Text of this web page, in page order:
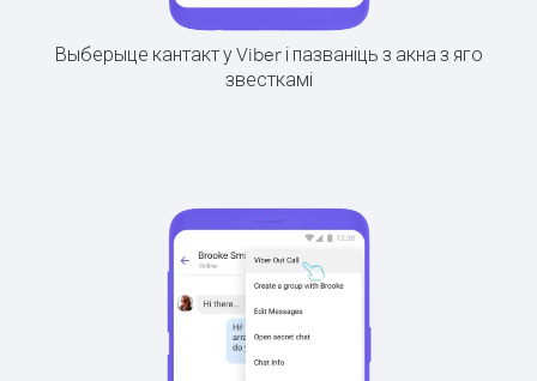
Выберыце кантакт у Viber і пазваніць з акна з яго
звесткамі